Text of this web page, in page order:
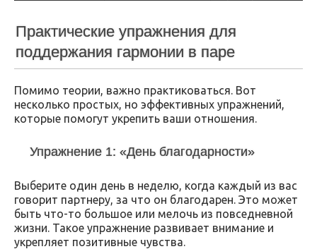
Практические упражнения для
поддержания гармонии в паре
Помимо теории, важно практиковаться. Вот
несколько простых, но эффективных упражнений,
которые помогут укрепить ваши отношения.
Упражнение 1: «День благодарности»
Выберите один день в неделю, когда каждый из вас
говорит партнеру, за что он благодарен. Это может
быть что-то большое или мелочь из повседневной
жизни. Такое упражнение развивает внимание и
укрепляет позитивные чувства.